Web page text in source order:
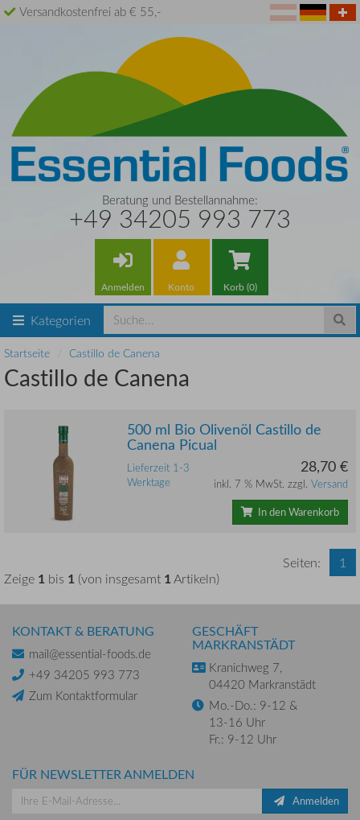
Versandkostenfrei ab € 55,-
Beratung und Bestellannahme:
+49 34205 993 773
Anmelden Konto Korb (0)
Kategorien
Startseite Castillo de Canena
Castillo de Canena
500 ml Bio Olivenöl Castillo de
Canena Picual
Lieferzeit 1-3
Werktage
28,70 €
inkl. 7 % MwSt. zzgl. Versand
In den Warenkorb
Zeige 1 bis 1 (von insgesamt 1Artikeln)
Seiten: 1
KONTAKT & BERATUNG
mail@essential-foods.de
+49 34205 993 773
Zum Kontaktformular
GESCHÄFT
MARKRANSTÄDT
Kranichweg 7,
04420 Markranstädt
Mo.-Do.: 9-12 &
13-16 Uhr
Fr.: 9-12 Uhr
FÜR NEWSLETTER ANMELDEN
Anmelden